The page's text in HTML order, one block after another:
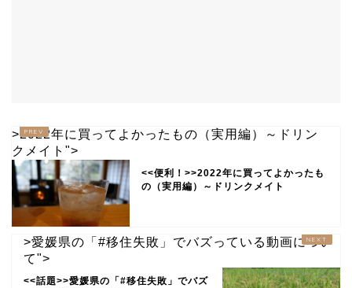
>2022年に買ってよかったもの（実用編）～ドリン
クメイト">
<<便利！>>2022年に買ってよかったも
の（実用編）～ドリンクメイト
>愛媛県の「#移住失敗」でバズっている動画につい
て">
<<話題>>愛媛県の「#移住失敗」でバズ